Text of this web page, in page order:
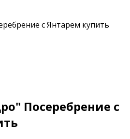
с Янтарем купить
Посеребрение с